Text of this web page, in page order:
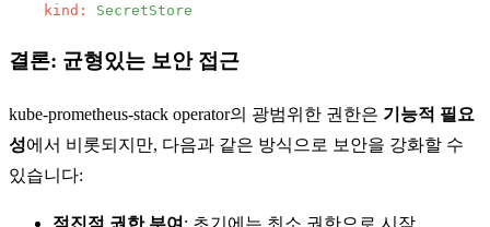
kind:
SecretStore
결론: 균형있는 보안 접근
kube-prometheus-stack operator의 광범위한 권한은 기능적 필요
성에서 비롯되지만, 다음과 같은 방식으로 보안을 강화할 수
있습니다:
점진적 권한 부여 : 초기에는 최소 권한으로 시작